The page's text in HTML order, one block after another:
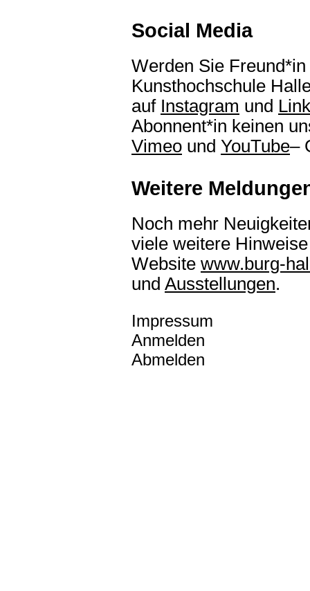
Social Media
Werden Sie
Kunsthochschule
auf Instagram und
Abonnent*in keinen
Vimeo und YouTube–
Weitere
Noch mehr
viele weitere
Website www.burg-
und Ausstellungen.
Impressum
Anmelden
Abmelden